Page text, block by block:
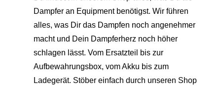
Dampfer an Equipment benötigst. Wir führen
alles, was Dir das Dampfen noch angenehmer
macht und Dein Dampferherz noch höher
schlagen lässt. Vom Ersatzteil bis zur
Aufbewahrungsbox, vom Akku bis zum
Ladegerät. Stöber einfach durch unseren Shop